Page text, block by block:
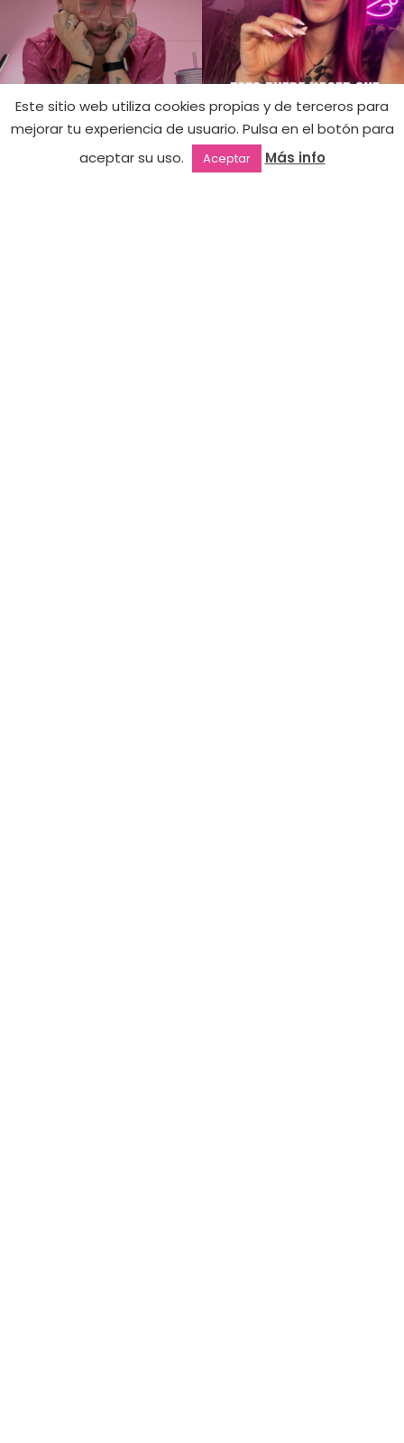
Flamingo12,99€
Hay
existencias
Este sitio web utiliza cookies propias y de terceros para
mejorar tu experiencia de usuario. Pulsa en el botón para
aceptar su uso.
Aceptar Más info